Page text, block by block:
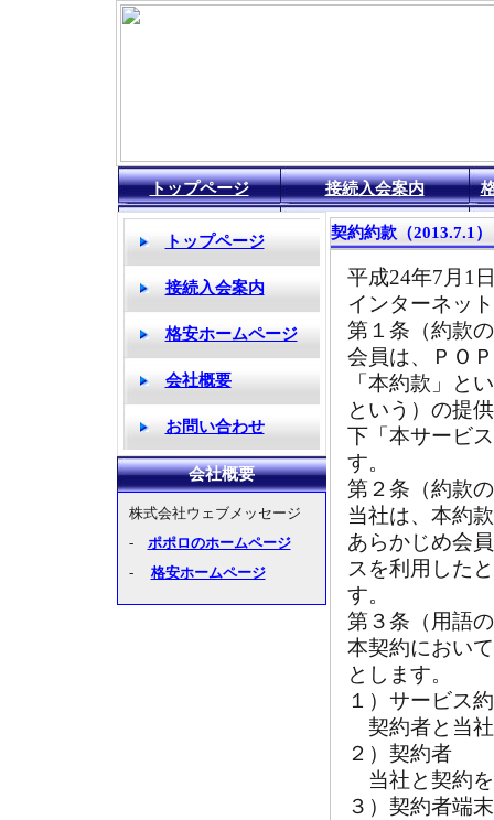
トップページ 接続入会案内
契約約款（2013.7.1）
平成24年7月1
インターネッ
第１条（約款
会員は、ＰＯ
「本約款」と
という）の提
下「本サービ
す。
第２条（約款
当社は、本約
あらかじめ会
スを利用した
す。
第３条（用語
本契約におい
とします。
１）サービス
契約者と当社
２）契約者
当社と契約を
３）契約者端末